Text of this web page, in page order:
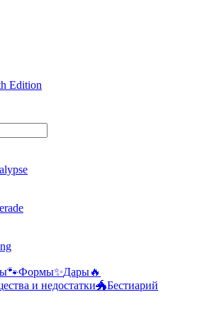
Edition
🐾Формы✨Дары🔥
и недостатки🐲Бестиарий